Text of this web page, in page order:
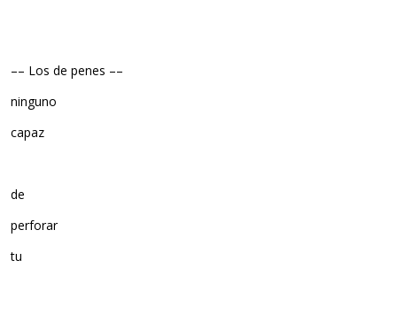
–– Los de penes ––
ninguno
capaz
de
perforar
tu